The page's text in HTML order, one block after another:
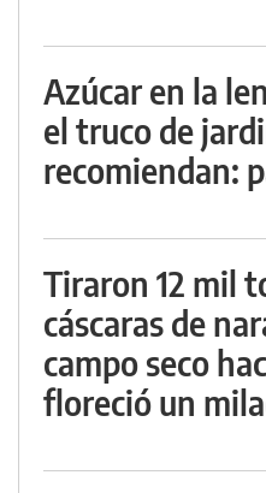
Azúcar en la
el truco de
recomiendan:
Tiraron 12 mil
cáscaras de
campo seco
floreció un